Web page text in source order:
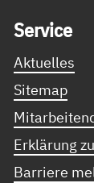
Ser­vice
Aktuelles
Sitemap
Erklärung
Barriere